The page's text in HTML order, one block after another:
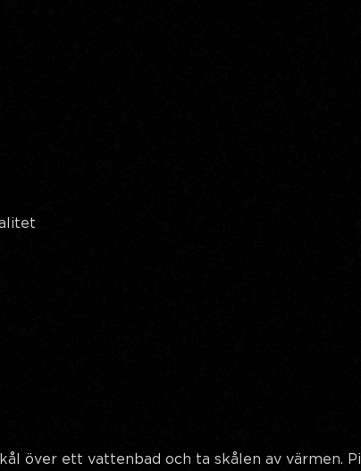
över ett vattenbad och ta skålen av värmen.